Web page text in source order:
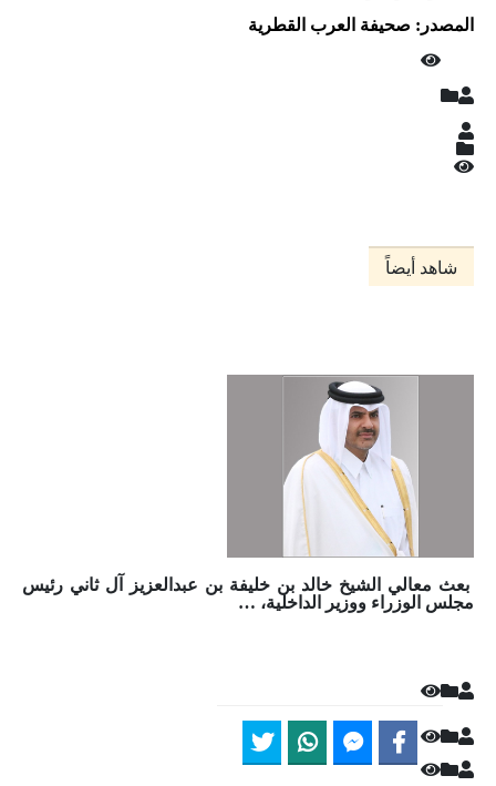
المصدر: صحيفة العرب القطرية
شاهد أيضاً
بعث معالي الشيخ خالد بن خليفة بن عبدالعزيز آل ثاني رئيس
مجلس الوزراء ووزير الداخلية، …